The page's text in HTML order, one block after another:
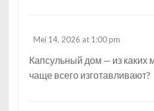
Mei 14, 2026 at 1:00 pm
Капсульный дом — из каких
чаще всего изготавливают?